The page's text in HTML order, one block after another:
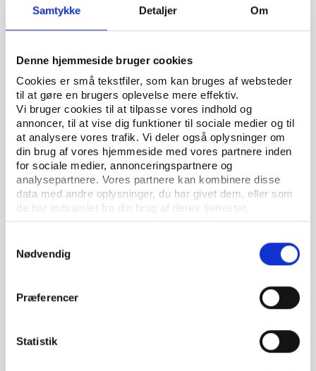
Samtykke Detaljer Om
Denne hjemmeside bruger cookies
Cookies er små tekstfiler, som kan bruges af websteder
til at gøre en brugers oplevelse mere effektiv.
Vi bruger cookies til at tilpasse vores indhold og
annoncer, til at vise dig funktioner til sociale medier og til
at analysere vores trafik. Vi deler også oplysninger om
din brug af vores hjemmeside med vores partnere inden
for sociale medier, annonceringspartnere og
analysepartnere. Vores partnere kan kombinere disse
data med andre oplysninger, du har givet dem, eller som
de har indsamlet fra din brug af deres tjenester.
Nødvendig
Præferencer
Statistik
Ny struktur for Folkeuniversitetet vedtaget i
Lovforslag om ny struktur for Folkeuniversitetet
sendt i høring